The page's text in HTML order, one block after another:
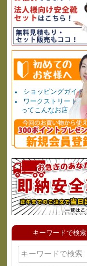
ショッピングガイド
ワークストリート
ってこんなお店
キーワードで検索